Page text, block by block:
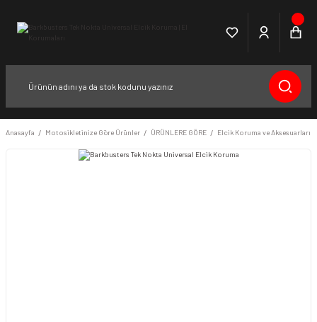
Anasayfa Motosikletinize Göre Ürünler ÜRÜNLERE GÖRE Elcik Koruma ve Aksesuarları